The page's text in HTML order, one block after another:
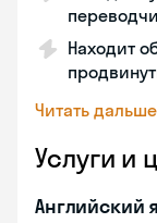
Находит
Читать дальше
Услуги и
Английский